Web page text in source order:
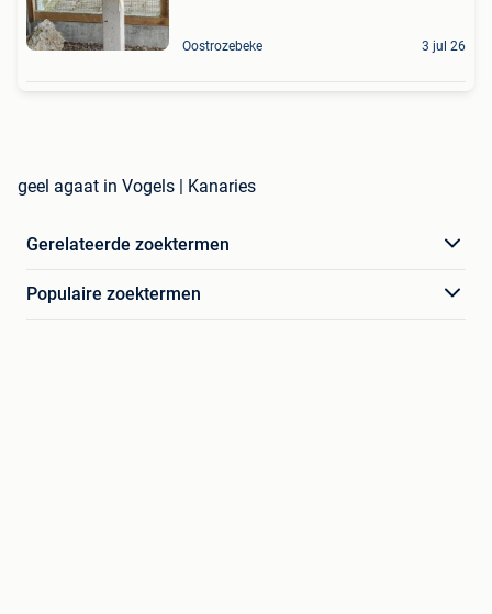
Oostrozebeke 3 jul 26
geel agaat in Vogels | Kanaries
Gerelateerde zoektermen
Populaire zoektermen